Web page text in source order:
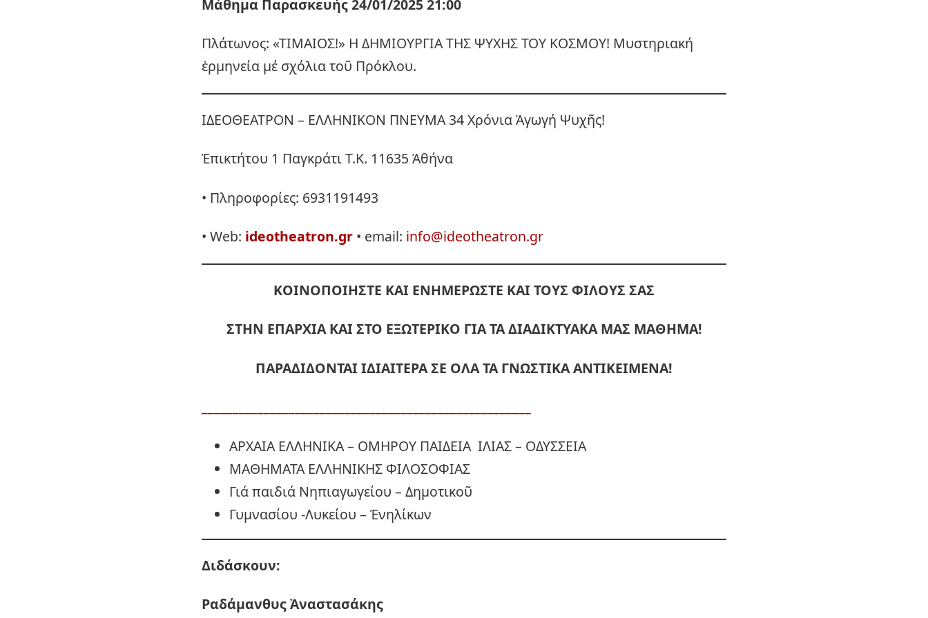
Μάθημα Παρασκευής 24/01/2025 21:00
Πλάτωνος: «ΤΙΜΑΙΟΣ!» Η ΔΗΜΙΟΥΡΓΙΑ ΤΗΣ ΨΥΧΗΣ ΤΟΥ ΚΟΣΜΟΥ! Μυστηριακή
ἑρμηνεία μέ σχόλια τοῦ Πρόκλου.
ΙΔΕΟΘΕΑΤΡΟΝ – ΕΛΛΗΝΙΚΟΝ ΠΝΕΥΜΑ 34 Χρόνια Ἀγωγή Ψυχῆς!
Ἐπικτήτου 1 Παγκράτι Τ.Κ. 11635 Ἀθήνα
• Πληροφορίες: 6931191493
• Web: ideotheatron.gr • email: info@ideotheatron.gr
ΚΟΙΝΟΠΟΙΗΣΤΕ ΚΑΙ ΕΝΗΜΕΡΩΣΤΕ ΚΑΙ ΤΟΥΣ ΦΙΛΟΥΣ ΣΑΣ
ΣΤΗΝ ΕΠΑΡΧΙΑ ΚΑΙ ΣΤΟ ΕΞΩΤΕΡΙΚΟ ΓΙΑ ΤΑ ΔΙΑΔΙΚΤΥΑΚΑ ΜΑΣ ΜΑΘΗΜΑ!
ΠΑΡΑΔΙΔΟΝΤΑΙ ΙΔΙΑΙΤΕΡΑ ΣΕ ΟΛΑ ΤΑ ΓΝΩΣΤΙΚΑ ΑΝΤΙΚΕΙΜΕΝΑ!
ΑΡΧΑΙΑ ΕΛΛΗΝΙΚΑ – ΟΜΗΡΟΥ ΠΑΙΔΕΙΑ ΙΛΙΑΣ – ΟΔΥΣΣΕΙΑ
ΜΑΘΗΜΑΤΑ ΕΛΛΗΝΙΚΗΣ ΦΙΛΟΣΟΦΙΑΣ
Γιά παιδιά Νηπιαγωγείου – Δημοτικοῦ
Γυμνασίου -Λυκείου – Ἐνηλίκων
Διδάσκουν:
ΡαδάμανθυςἈναστασάκης